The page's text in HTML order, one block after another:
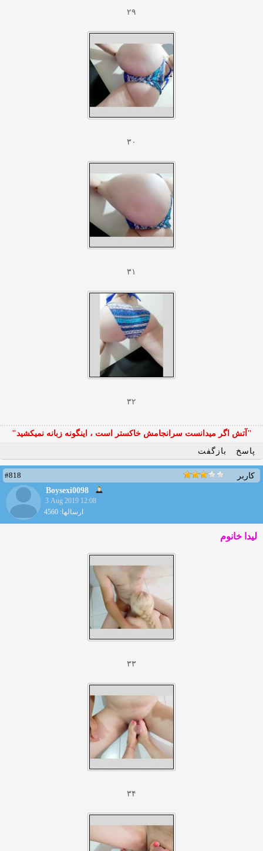
۲۹
۳۰
۳۱
۳۲
"آتش اگر ميدانست سرانجامش خاكستر است ، اينگونه زبانه نميكشيد"
پاسخ
بازگفت
کاربر
#818
Boysexi0098
3 Aug 2019 12:08
ارسالها: 4560
لیدا خانوم
۳۳
۳۴